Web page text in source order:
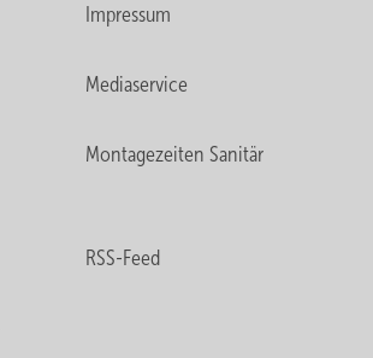
Impressum
Mediaservice
Montagezeiten Sanitär
RSS-Feed